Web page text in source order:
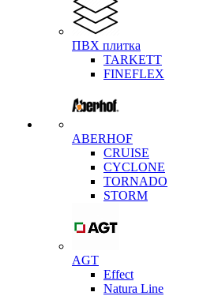
ПВХ плитка
TARKETT
FINEFLEX
ABERHOF
CRUISE
CYCLONE
TORNADO
STORM
AGT
Effect
Natura Line